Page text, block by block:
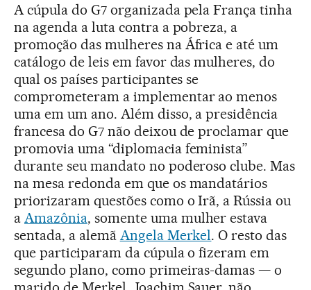
A cúpula do G7 organizada pela França tinha
na agenda a luta contra a pobreza, a
promoção das mulheres na África e até um
catálogo de leis em favor das mulheres, do
qual os países participantes se
comprometeram a implementar ao menos
uma em um ano. Além disso, a presidência
francesa do G7 não deixou de proclamar que
promovia uma “diplomacia feminista”
durante seu mandato no poderoso clube. Mas
na mesa redonda em que os mandatários
priorizaram questões como o Irã, a Rússia ou
a Amazônia, somente uma mulher estava
sentada, a alemã Angela Merkel. O resto das
que participaram da cúpula o fizeram em
segundo plano, como primeiras-damas — o